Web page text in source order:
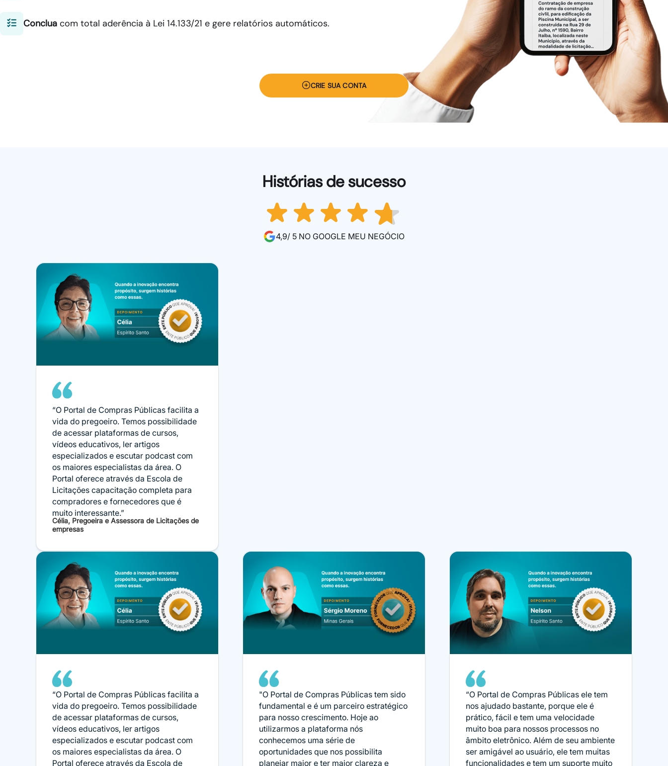
Conclua com total aderência à Lei 14.133/21 e gere relatórios automáticos.
CRIE SUA CONTA
Histórias de sucesso
4,9/ 5 NO GOOGLE MEU NEGÓCIO
“O Portal de Compras Públicas facilita a
vida do pregoeiro. Temos possibilidade
de acessar plataformas de cursos,
vídeos educativos, ler artigos
especializados e escutar podcast com
os maiores especialistas da área. O
Portal oferece através da Escola de
Licitações capacitação completa para
compradores e fornecedores que é
muito interessante.”
Célia, Pregoeira e Assessora de Licitações de
empresas
“O Portal de Compras Públicas facilita a
vida do pregoeiro. Temos possibilidade
de acessar plataformas de cursos,
vídeos educativos, ler artigos
especializados e escutar podcast com
os maiores especialistas da área. O
Portal oferece através da Escola de
"O Portal de Compras Públicas tem sido
fundamental e é um parceiro estratégico
para nosso crescimento. Hoje ao
utilizarmos a plataforma nós
conhecemos uma série de
oportunidades que nos possibilita
planejar maior e ter maior clareza e
“O Portal de Compras Públicas ele tem
nos ajudado bastante, porque ele é
prático, fácil e tem uma velocidade
muito boa para nossos processos no
âmbito eletrônico. Além de seu ambiente
ser amigável ao usuário, ele tem muitas
funcionalidades e tem um suporte muito